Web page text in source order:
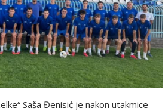
Saša Đenisić je nakon utakmice